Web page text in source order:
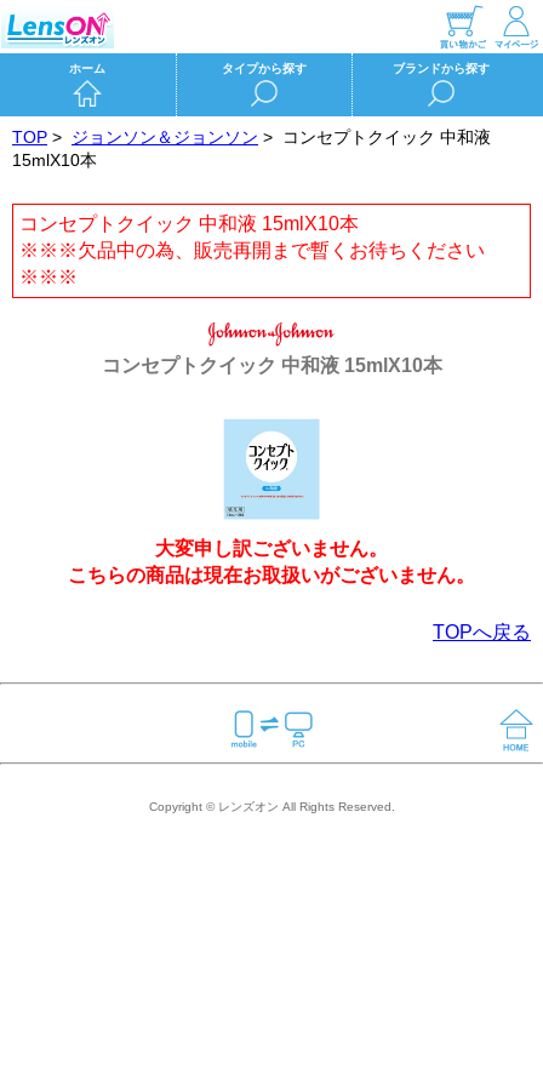
ホーム タイプから探す ブランドから探す
TOP > ジョンソン＆ジョンソン >
コンセプトクイック 中和液
15mlX10本
コンセプトクイック 中和液 15mlX10本
※※※欠品中の為、販売再開まで暫くお待ちください
※※※
コンセプトクイック 中和液 15mlX10本
大変申し訳ございません。
こちらの商品は現在お取扱いがございません。
TOPへ戻る
Copyright © レンズオン All Rights Reserved.